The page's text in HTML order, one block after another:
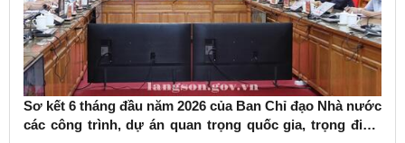
Sơ kết 6 tháng đầu năm 2026 của Ban Chỉ đạo Nhà nước
các công trình, dự án quan trọng quốc gia, trọng điểm